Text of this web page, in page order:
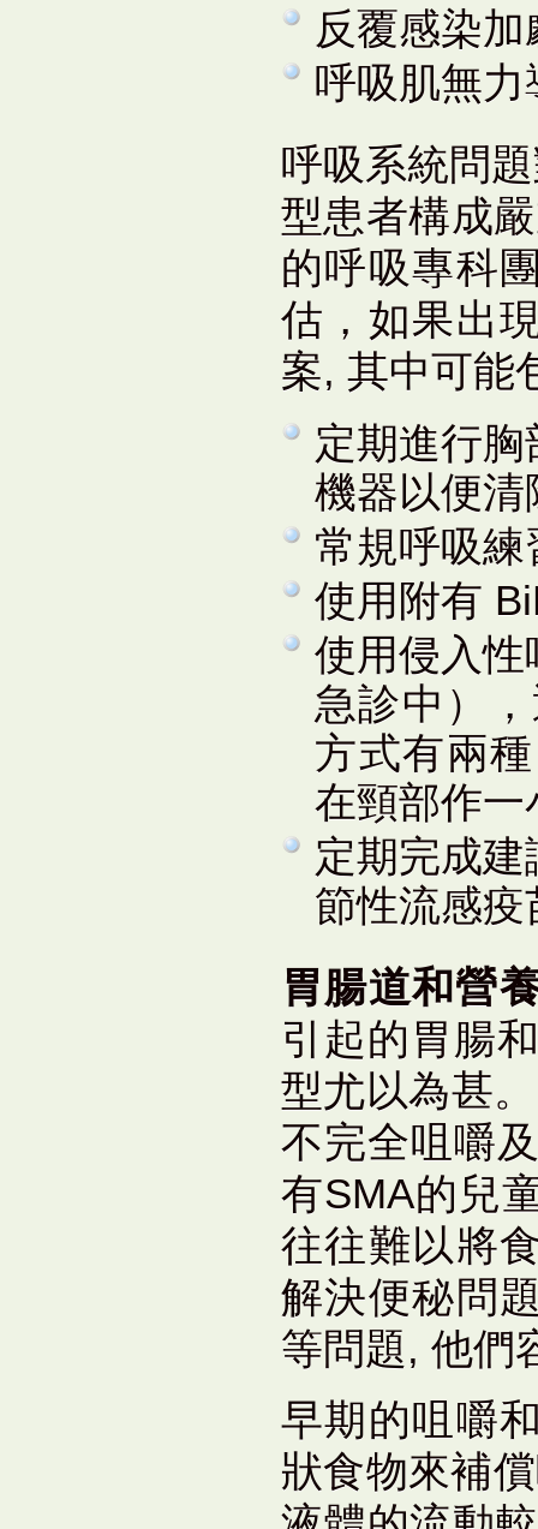
反覆感染
呼吸肌無
呼吸系統問
型患者構成
的呼吸專科
估，如果出
案, 其中可能
定期進行
機器以便
常規呼吸
使用附有
使用侵入
急診中）
方式有兩
在頸部作
定期完成
節性流感
胃腸道和營
引起的胃腸
型尤以為甚
不完全咀嚼
有SMA的兒
往往難以將
解決便秘問
等問題, 他們
早期的咀嚼
狀食物來補